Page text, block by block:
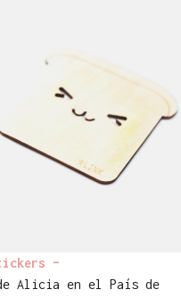
–
Alicia en el País de